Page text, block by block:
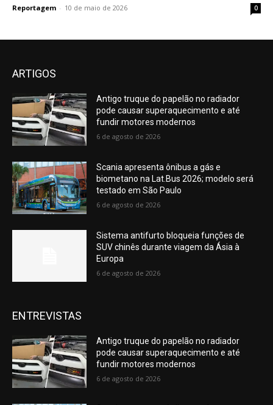
Reportagem - 10 de maio de 2026 0
ARTIGOS
Antigo truque do papelão no radiador
pode causar superaquecimento e até
fundir motores modernos
6 de agosto de 2026
Scania apresenta ônibus a gás e
biometano na Lat.Bus 2026; modelo será
testado em São Paulo
6 de agosto de 2026
Sistema antifurto bloqueia funções de
SUV chinês durante viagem da Ásia à
Europa
6 de agosto de 2026
ENTREVISTAS
Antigo truque do papelão no radiador
pode causar superaquecimento e até
fundir motores modernos
6 de agosto de 2026